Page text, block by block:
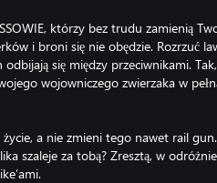
którzy bez trudu zamienią
i broni się nie obędzie. Rozrzuć
się między przeciwnikami.
wojowniczego zwierzaka w
życie, a nie zmieni tego nawet rail
szaleje za tobą? Zresztą, w